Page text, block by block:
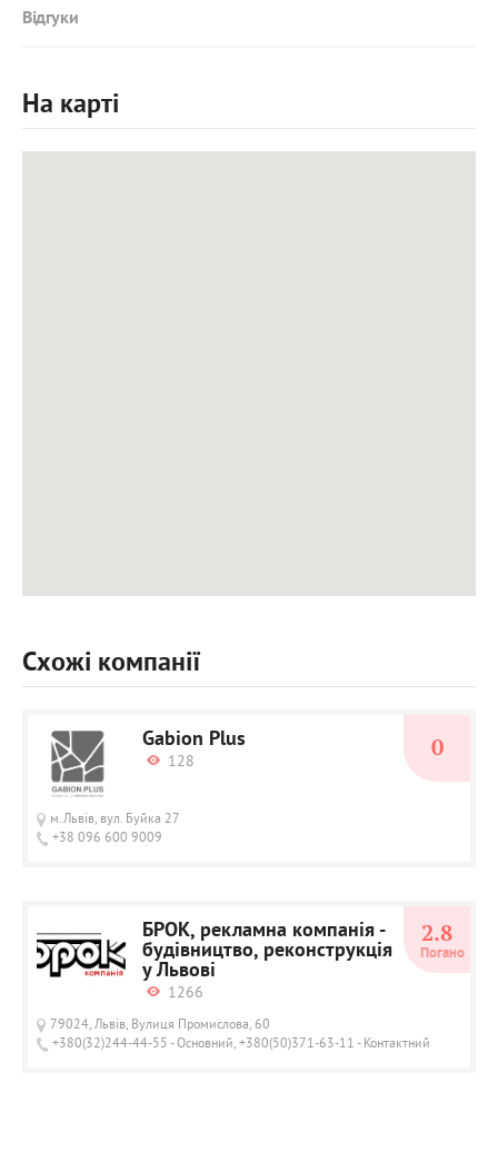
Відгуки
На карті
Схожі компанії
Gabion Plus
128
м.Львів, вул. Буйка 27
+38 096 600 9009
0
БРОК, рекламна компанія -
будівництво, реконструкція
у Львові
1266
79024, Львів, Вулиця Промислова, 60
+380(32)244-44-55 - Основний, +380(50)371-63-11 - Контактний
2.8
Погано